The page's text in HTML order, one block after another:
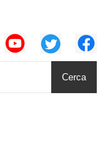
Cerca